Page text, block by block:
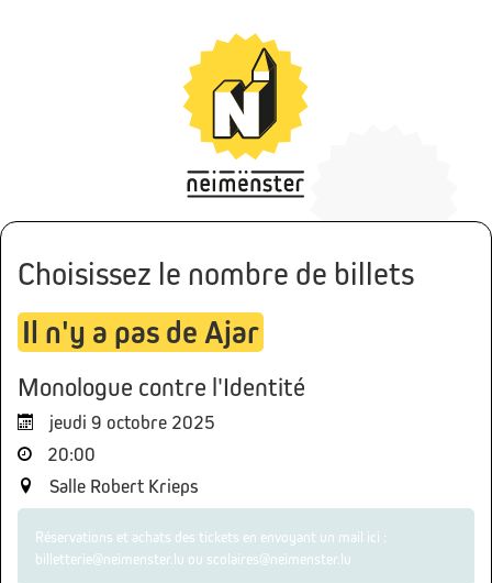
Choisissez le nombre de billets
Il n'y a pas de Ajar
Monologue contre l'Identité
jeudi 9 octobre 2025
20:00
Salle Robert Krieps
Réservations et achats des tickets en envoyant un mail ici :
billetterie@neimenster.lu ou scolaires@neimenster.lu